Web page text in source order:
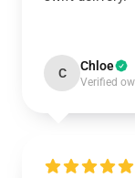
C Chloe
Verified